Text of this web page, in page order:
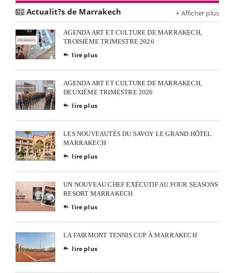
Actualit?s de Marrakech + Afficher plus
AGENDA ART ET CULTURE DE MARRAKECH,
TROISIÈME TRIMESTRE 2026
 lire plus
AGENDA ART ET CULTURE DE MARRAKECH,
DEUXIÈME TRIMESTRE 2026
 lire plus
LES NOUVEAUTÉS DU SAVOY LE GRAND HÔTEL
MARRAKECH
 lire plus
UN NOUVEAU CHEF EXÉCUTIF AU FOUR SEASONS
RESORT MARRAKECH
 lire plus
LA FAIRMONT TENNIS CUP À MARRAKECH
 lire plus